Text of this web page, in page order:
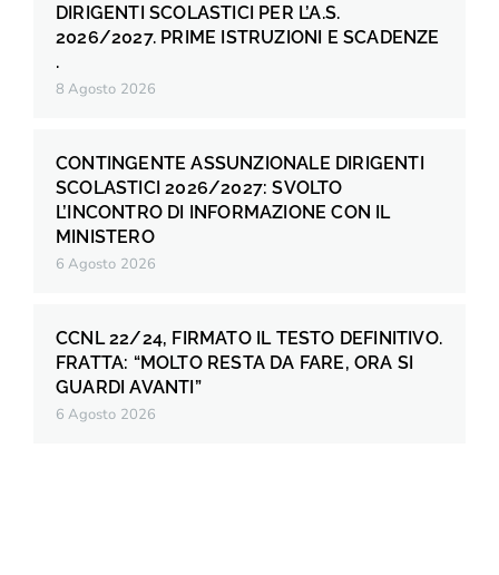
DIRIGENTI SCOLASTICI PER L’A.S.
2026/2027. PRIME ISTRUZIONI E SCADENZE
.
8 Agosto 2026
CONTINGENTE ASSUNZIONALE DIRIGENTI
SCOLASTICI 2026/2027: SVOLTO
L’INCONTRO DI INFORMAZIONE CON IL
MINISTERO
6 Agosto 2026
CCNL 22/24, FIRMATO IL TESTO DEFINITIVO.
FRATTA: “MOLTO RESTA DA FARE, ORA SI
GUARDI AVANTI”
6 Agosto 2026